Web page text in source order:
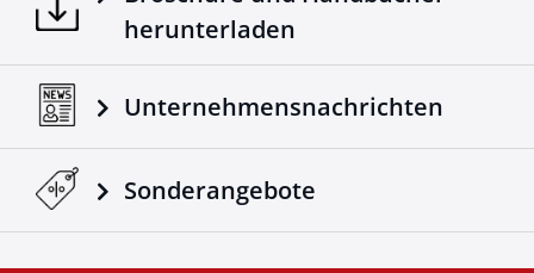
herunterladen
Unternehmensnachrichten
Sonderangebote